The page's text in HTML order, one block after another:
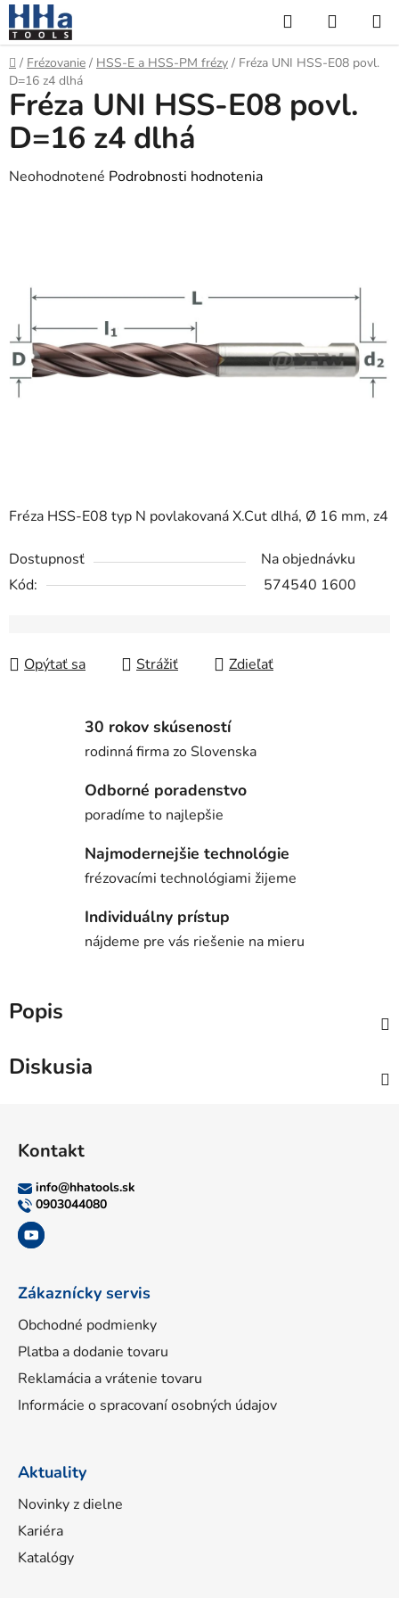
Prejsť
na
obsah
Hľadať
KOŠÍK
Domov
/ Frézovanie / HSS-E a HSS-PM frézy / Fréza UNI HSS-E08 povl.
D=16 z4 dlhá
Fréza HSS-E08 typ N povlakovaná X.Cut dlhá, Ø 16 mm, z4
Dostupnosť
Na objednávku
Kód:
574540 1600
Opýtať sa Strážiť Zdieľať
Fréza UNI HSS-E08 povl.
D=16 z4 dlhá
Priemerné
hviezdičiek.
Neohodnotené Podrobnosti hodnotenia
30 rokov skúseností
rodinná firma zo Slovenska
Odborné poradenstvo
poradíme to najlepšie
Najmodernejšie technológie
frézovacími technológiami žijeme
Individuálny prístup
nájdeme pre vás riešenie na mieru
Popis
Diskusia
Kontakt
info@hhatools.sk
0903044080
Zákaznícky servis
Obchodné podmienky
Platba a dodanie tovaru
Reklamácia a vrátenie tovaru
Informácie o spracovaní osobných údajov
Aktuality
Novinky z dielne
Kariéra
Katalógy